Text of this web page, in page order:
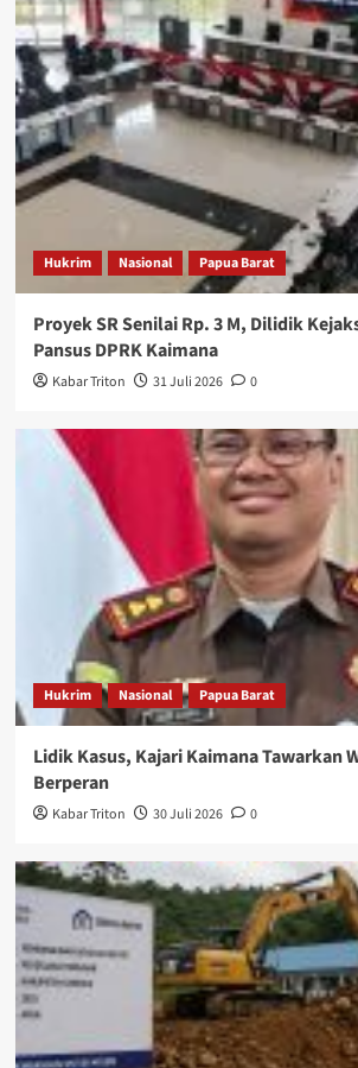
Hukrim Nasional Papua Barat
Proyek SR Senilai Rp. 3 M, Dilidik
Pansus DPRK Kaimana
Kabar Triton 31 Juli 2026 0
Hukrim Nasional Papua Barat
Lidik Kasus, Kajari Kaimana Tawarkan
Berperan
Kabar Triton 30 Juli 2026 0